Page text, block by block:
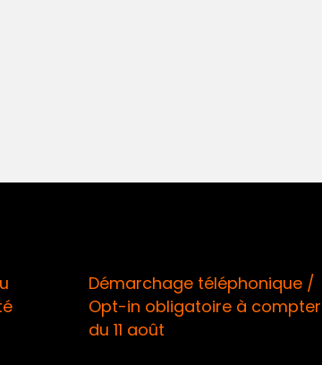
Démarchage téléphonique /
Opt-in obligatoire à compter
du 11 août